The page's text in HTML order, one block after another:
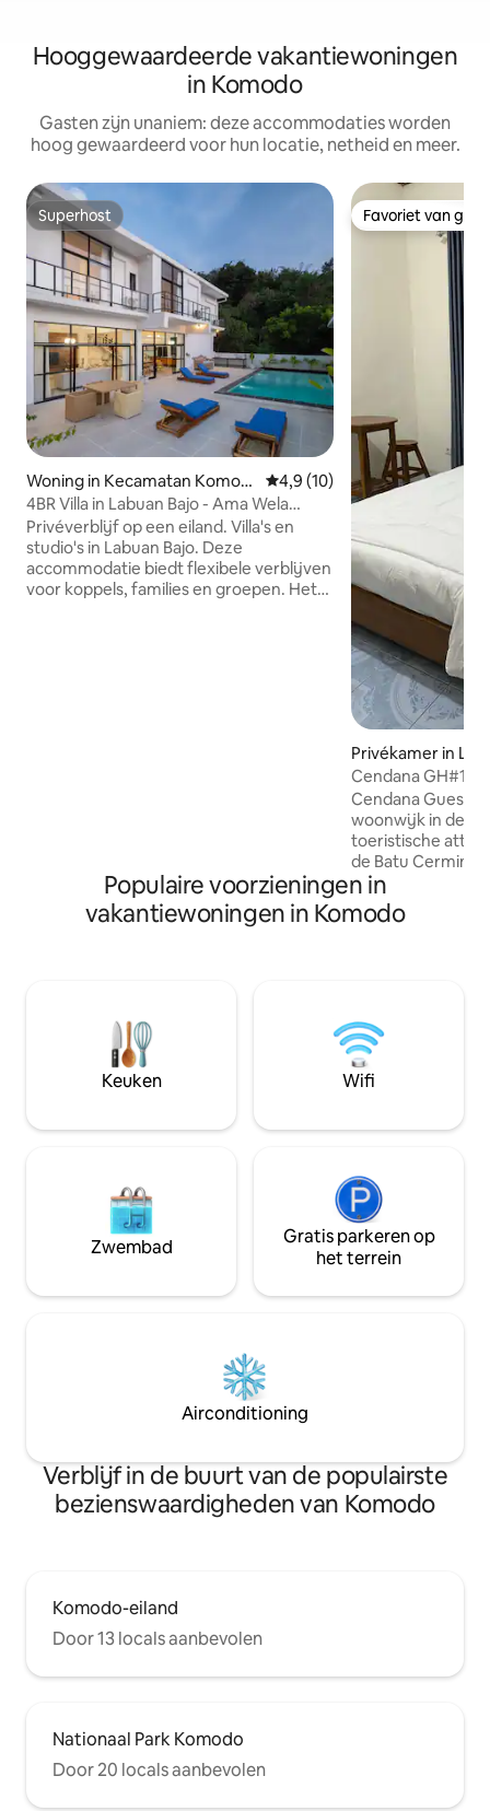
Hooggewaardeerde vakantiewoningen
in Komodo
Gasten zijn unaniem: deze accommodaties worden
hoog gewaardeerd voor hun locatie, netheid en meer.
Superhost
Superhost
Woning in Kecamatan Komod
o
Gemiddelde beoordeling van
4,9 (10)
4BR Villa in Labuan Bajo - Ama Wela
Living
Privéverblijf op een eiland. Villa's en
studio's in Labuan Bajo. Deze
accommodatie biedt flexibele verblijven
voor koppels, families en groepen. Het
Favoriet van
Favoriet van
Privékamer in
Cendana GH#1.
groene tuin.
Cendana
woonwijk in de
toeristische
de Batu Cermin-
of 5 minuten
Guesthouse
de buurt van de
van Cendana
supermarkten
Denny) en
Indomart).
Populaire voorzieningen in
vakantiewoningen in Komodo
Keuken Wifi
Zwembad
Gratis parkeren op
het terrein
Airconditioning
Verblijf in de buurt van de populairste
bezienswaardigheden van Komodo
Komodo-eiland
Door 13 locals aanbevolen
Nationaal Park Komodo
Door 20 locals aanbevolen